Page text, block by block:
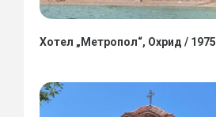
Хотел „Метропол“, Охрид / 1975